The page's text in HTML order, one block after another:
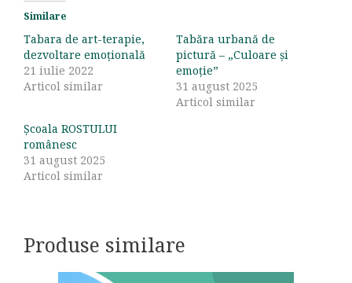
Similare
Tabara de art-terapie,
dezvoltare emoțională
21 iulie 2022
Articol similar
Tabăra urbană de
pictură – „Culoare și
emoție”
31 august 2025
Articol similar
Școala ROSTULUI
românesc
31 august 2025
Articol similar
Produse similare